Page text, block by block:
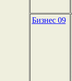
Бизнес 09